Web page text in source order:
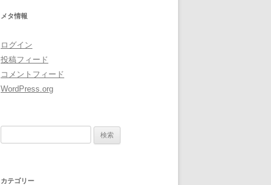
メタ情報
ログイン
投稿フィード
コメントフィード
WordPress.org
カテゴリー